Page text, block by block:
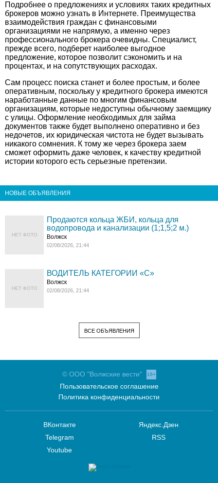
Подробнее о предложениях и условиях таких кредитных
брокеров можно узнать в Интернете. Преимущества
взаимодействия граждан с финансовыми
организациями не напрямую, а именно через
профессионального брокера очевидны. Специалист,
прежде всего, подберет наиболее выгодное
предложение, которое позволит сэкономить и на
процентах, и на сопутствующих расходах.
Сам процесс поиска станет и более простым, и более
оперативным, поскольку у кредитного брокера имеются
наработанные данные по многим финансовым
организациям, которые недоступны обычному заемщику
с улицы. Оформление необходимых для займа
документов также будет выполнено оперативно и без
недочетов, их юридическая чистота не будет вызывать
никакого сомнения. К тому же через брокера заем
сможет оформить даже человек, к качеству кредитной
истории которого есть серьезные претензии.
НОВЫЕ ОБЪЯВЛЕНИЯ
НЕТ ФОТО
Продаются кольца ЖБИ, кольца для
водопровода и канализации (1;1,5;2 м.)
Волжск
02/08/2026, 21:44
НЕТ ФОТО
ВОДИТЕЛЬ КАТЕГОРИИ «C»
Волжск
02/08/2026, 21:44
ВСЕ ОБЪЯВЛЕНИЯ
© ООО "Волжские вести" 16+
Пользовательское соглашение
Политика конфиденциальности
ВКонтакте
Telegram
Youtube
Яндекс.Дзен
RSS